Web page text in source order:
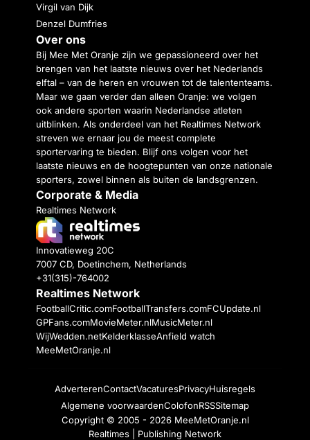
Virgil van Dijk
Denzel Dumfries
Over ons
Bij Mee Met Oranje zijn we gepassioneerd over het
brengen van het laatste nieuws over het Nederlands
elftal – van de heren en vrouwen tot de talententeams.
Maar we gaan verder dan alleen Oranje: we volgen
ook andere sporten waarin Nederlandse atleten
uitblinken. Als onderdeel van het Realtimes Network
streven we ernaar jou de meest complete
sportervaring te bieden. Blijf ons volgen voor het
laatste nieuws en de hoogtepunten van onze nationale
sporters, zowel binnen als buiten de landsgrenzen.
Corporate & Media
Realtimes Network
Innovatieweg 20C
7007 CD, Doetinchem, Netherlands
+31(315)-764002
Realtimes Network
FootballCritic.comFootballTransfers.comFCUpdate.nl
GPFans.comMovieMeter.nlMusicMeter.nl
WijWedden.netKelderklasseAnfield watch
MeeMetOranje.nl
AdverterenContactVacaturesPrivacyHuisregels
Algemene voorwaardenColofonRSSSitemap
Copyright © 2005 - 2026 MeeMetOranje.nl
Realtimes | Publishing Network